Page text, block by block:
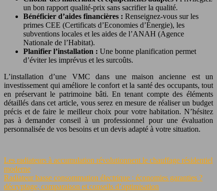
un bon rapport qualité-prix sans sacrifier la qualité.
Bénéficier d’aides financières : Renseignez-vous sur les
primes CEE (Certificats d’Economies d’Énergie), les
subventions locales et les aides de l’ANAH (Agence
Nationale de l’Habitat).
Planifier l’installation : Une bonne planification permet
d’éviter les imprévus et les surcoûts.
L’installation d’une VMC dans une maison ancienne est un
investissement qui améliore le confort et la santé des occupants, tout
en préservant le patrimoine bâti. En tenant compte des éléments
détaillés dans cet article, vous serez en mesure de réaliser un budget
précis et de faire le meilleur choix pour votre habitation. N’hésitez
pas à demander conseil à un professionnel pour une évaluation
personnalisée de vos besoins et un devis adapté à votre situation.
Les radiateurs à accumulation révolutionnent le chauffage résidentiel
moderne
Radiateur basse consommation électrique : économies garanties ?
décryptage, comparaison et conseils d’optimisation